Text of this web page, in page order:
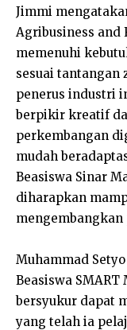
Jimmi
Agribusiness and
memenuhi
sesuai tantangan
penerus industri
berpikir kreatif
perkembangan
mudah
Beasiswa Sinar
diharapkan
mengembangkan
Muhammad
Beasiswa
bersyukur dapat
yang telah ia